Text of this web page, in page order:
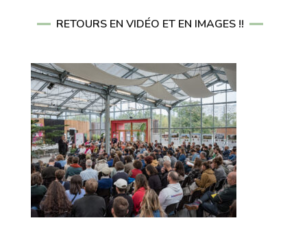
RETOURS EN VIDÉO ET EN IMAGES !!